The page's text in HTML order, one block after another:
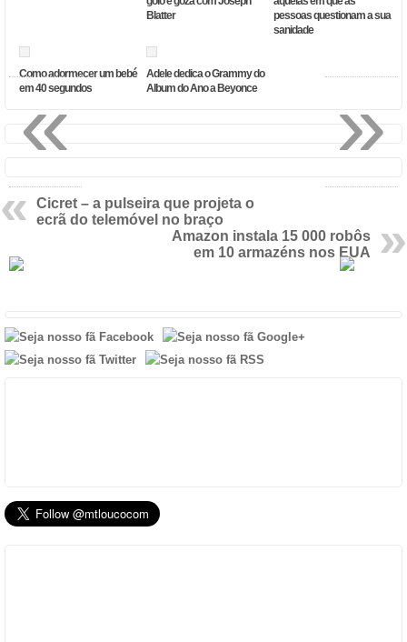
Blatter
pessoas questionam a sua
sanidade
Como adormecer um bebé
em 40 segundos
Adele dedica o Grammy do
Album do Ano a Beyonce
Cicret – a pulseira que projeta o
ecrã do telemóvel no braço
Amazon instala 15 000 robôs
em 10 armazéns nos EUA
»
«